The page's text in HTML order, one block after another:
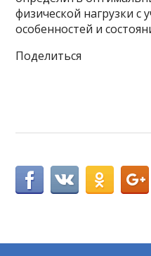
физической нагрузки
особенностей и
Поделиться